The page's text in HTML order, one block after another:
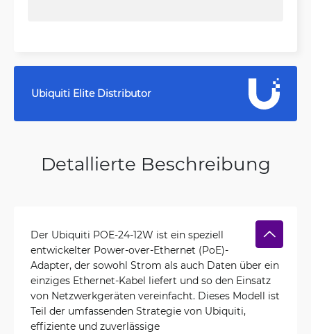
Ubiquiti Elite Distributor
Detallierte Beschreibung
Der Ubiquiti POE-24-12W ist ein speziell
entwickelter Power-over-Ethernet (PoE)-
Adapter, der sowohl Strom als auch Daten über ein
einziges Ethernet-Kabel liefert und so den Einsatz
von Netzwerkgeräten vereinfacht. Dieses Modell ist
Teil der umfassenden Strategie von Ubiquiti,
effiziente und zuverlässige